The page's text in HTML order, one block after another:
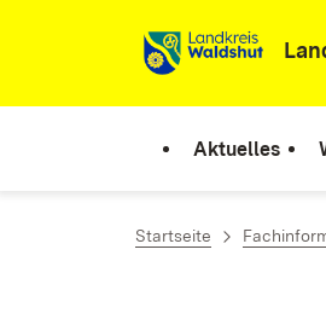
Zum Inhalt springen
Aktuelles
Startseite